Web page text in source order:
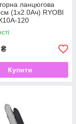
ланцюгова
(1х2.0Ач) RYOBI
120
₴
Купити